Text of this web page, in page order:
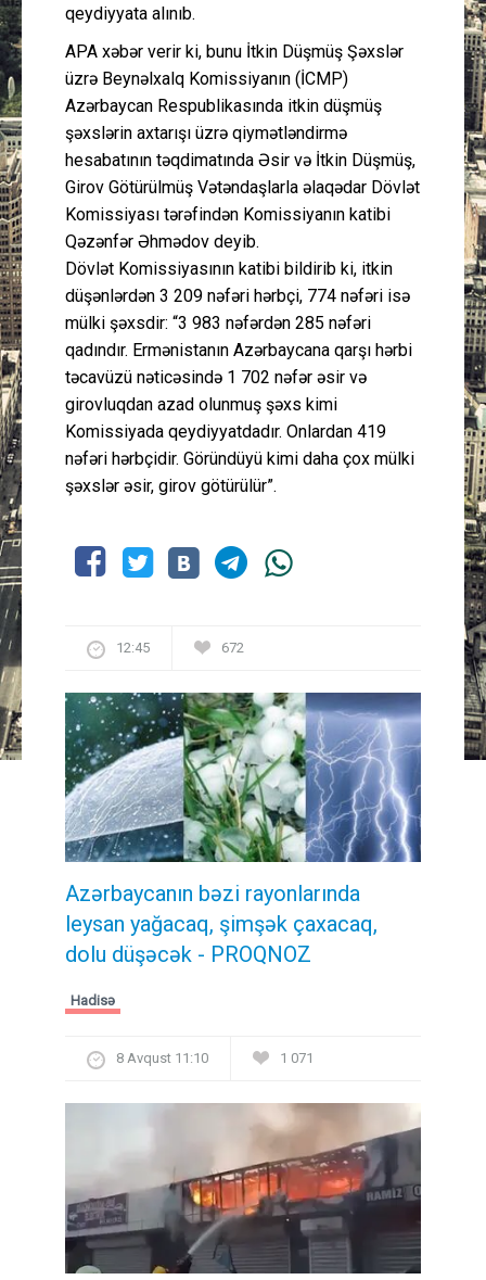
Əlaqə
qeydiyyata alınıb.
APA xəbər verir ki, bunu İtkin Düşmüş Şəxslər
üzrə Beynəlxalq Komissiyanın (İCMP)
Azərbaycan Respublikasında itkin düşmüş
şəxslərin axtarışı üzrə qiymətləndirmə
hesabatının təqdimatında Əsir və İtkin Düşmüş,
Girov Götürülmüş Vətəndaşlarla əlaqədar Dövlət
Komissiyası tərəfindən Komissiyanın katibi
Qəzənfər Əhmədov deyib.
Dövlət Komissiyasının katibi bildirib ki, itkin
düşənlərdən 3 209 nəfəri hərbçi, 774 nəfəri isə
mülki şəxsdir: “3 983 nəfərdən 285 nəfəri
qadındır. Ermənistanın Azərbaycana qarşı hərbi
təcavüzü nəticəsində 1 702 nəfər əsir və
girovluqdan azad olunmuş şəxs kimi
Komissiyada qeydiyyatdadır. Onlardan 419
nəfəri hərbçidir. Göründüyü kimi daha çox mülki
şəxslər əsir, girov götürülür”.
12:45 672
Azərbaycanın bəzi rayonlarında
leysan yağacaq, şimşək çaxacaq,
dolu düşəcək - PROQNOZ
Hadisə
8 Avqust 11:10 1 071